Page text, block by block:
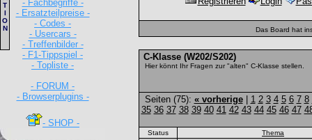
- Fachbegriffe -
- Ersatzteilpreise -
- Codes -
- Usercars -
- Treffenbilder -
- F1-Tippspiel -
- Topliste -
- FORUM -
- Browserplugins -
- SHOP -
T
I
O
N
Das Board hat
C-Klasse (W202/S202)
Hier könnt Ihr Fragen zur "alten" C-Klasse stellen.
Seiten (75): « vorherige 1 2 3 4 5 6 7 8
35 36 37 38 39 40 41 42 43 44 45 46 47
Status Thema